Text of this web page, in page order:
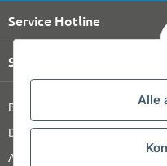
Alle
Service Hotline
Shop Service
Barrierefreiheitserklärung
Datenschutz
AGB